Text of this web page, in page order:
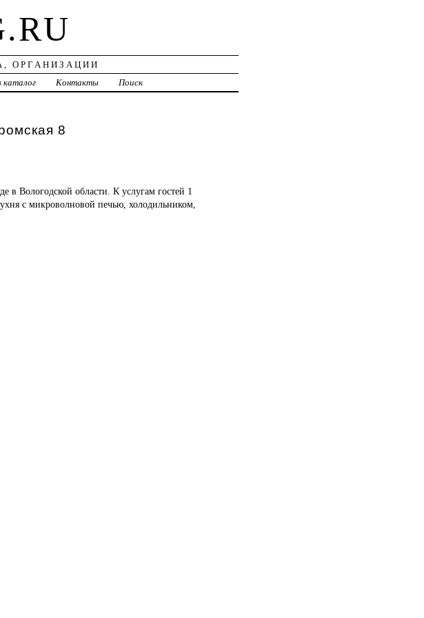
ОРГАНИЗАЦИИ
каталог Контакты Поиск
8
в Вологодской области. К услугам гостей 1
с микроволновой печью, холодильником,